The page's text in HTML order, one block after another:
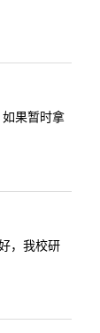
果暂时拿
，我校研